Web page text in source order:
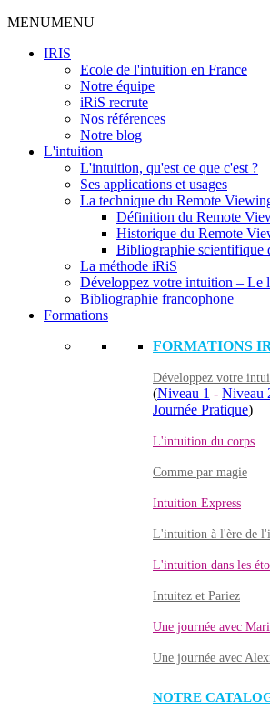
MENUMENU
IRIS
Ecole de l'intuition en France
Notre équipe
iRiS recrute
Nos références
Notre blog
L'intuition
L'intuition, qu'est ce que c'est ?
Ses applications et usages
La technique du Remote
Définition du Remote
Historique du Remote
Bibliographie scientifique
La méthode iRiS
Développez votre intuition – Le
Bibliographie francophone
Formations
FORMATIONS
Développez votre
(Niveau 1 - Niveau
Journée Pratique)
L'intuition du corps
Comme par magie
Intuition Express
L'intuition à l'ère de
L'intuition dans les
Intuitez et Pariez
Une journée avec
Une journée avec
NOTRE